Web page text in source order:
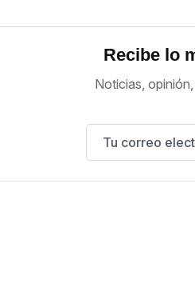
Recibe lo
Noticias,